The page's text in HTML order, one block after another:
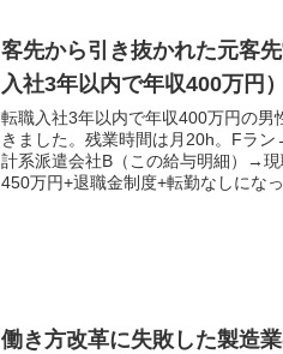
客先から引き抜かれた元客
入社3年以内で年収400万円）
転職入社3年以内で年収400万円の
きました。残業時間は月20h。Fラ
計系派遣会社B（この給与明細）→
450万円+退職金制度+転勤なしにな
働き方改革に失敗した製造